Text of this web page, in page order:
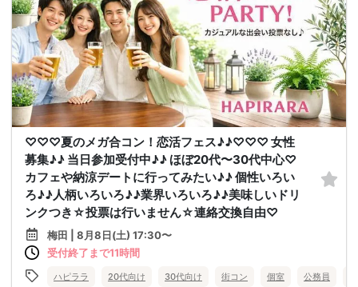
♡♡♡夏のメガ合コン！恋活フェス♪♪♡♡♡ 女性
募集♪♪ 当日参加受付中♪♪ ほぼ20代〜30代中心♡
カフェや納涼デートに行ってみたい♪♪ 個性いろい
ろ♪♪人柄いろいろ♪♪業界いろいろ♪♪美味しいドリ
ンクつき☆投票は行いません☆連絡交換自由♡
梅田 | 8月8日(土) 17:30〜
受付終了まで11時間
ハピララ 20代向け 30代向け 街コン 個室 公務員